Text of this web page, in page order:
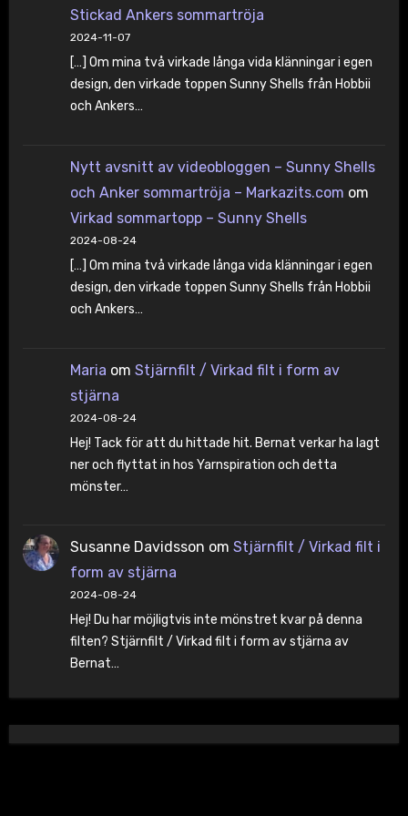
Stickad Ankers sommartröja
2024-11-07
[…] Om mina två virkade långa vida klänningar i egen
design, den virkade toppen Sunny Shells från Hobbii
och Ankers…
Nytt avsnitt av videobloggen – Sunny Shells
och Anker sommartröja – Markazits.com om
Virkad sommartopp – Sunny Shells
2024-08-24
[…] Om mina två virkade långa vida klänningar i egen
design, den virkade toppen Sunny Shells från Hobbii
och Ankers…
Maria om Stjärnfilt / Virkad filt i form av
stjärna
2024-08-24
Hej! Tack för att du hittade hit. Bernat verkar ha lagt
ner och flyttat in hos Yarnspiration och detta
mönster…
Susanne Davidsson om Stjärnfilt / Virkad filt i
form av stjärna
2024-08-24
Hej! Du har möjligtvis inte mönstret kvar på denna
filten? Stjärnfilt / Virkad filt i form av stjärna av
Bernat…